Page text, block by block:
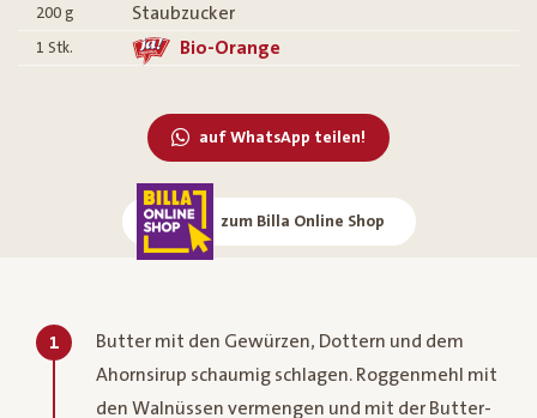
200 g Staubzucker
1 Stk. Bio-Orange
auf WhatsApp teilen!
zum Billa Online Shop
1
Butter mit den Gewürzen, Dottern und dem
Ahornsirup schaumig schlagen. Roggenmehl mit
den Walnüssen vermengen und mit der Butter-